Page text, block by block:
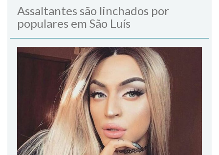
Assaltantes são linchados por
populares em São Luís